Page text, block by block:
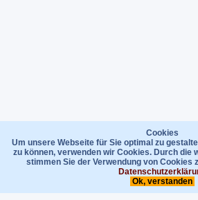
Cookies
Um unsere Webseite für Sie optimal zu
zu können, verwenden wir Cookies. Durch die
stimmen Sie der Verwendung von Cookies
Ok, verstanden